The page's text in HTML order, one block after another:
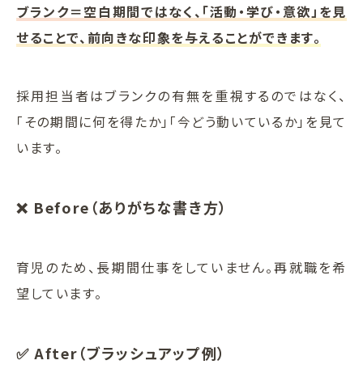
ブランク＝空白期間ではなく、「活動・学び・意欲」を見
せることで、前向きな印象を与えることができます。
採用担当者はブランクの有無を重視するのではなく、
「その期間に何を得たか」「今どう動いているか」を見て
います。
❌ Before（ありがちな書き方）
育児のため、長期間仕事をしていません。再就職を希
望しています。
✅ After（ブラッシュアップ例）